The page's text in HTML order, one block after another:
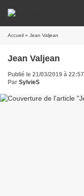
Accueil » Jean Valjean
Jean Valjean
Publié le 21/03/2019 à 22:57
Par SylvieS